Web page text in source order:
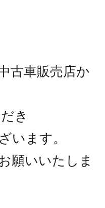
古車販売店か
き
います。
願いいたしま